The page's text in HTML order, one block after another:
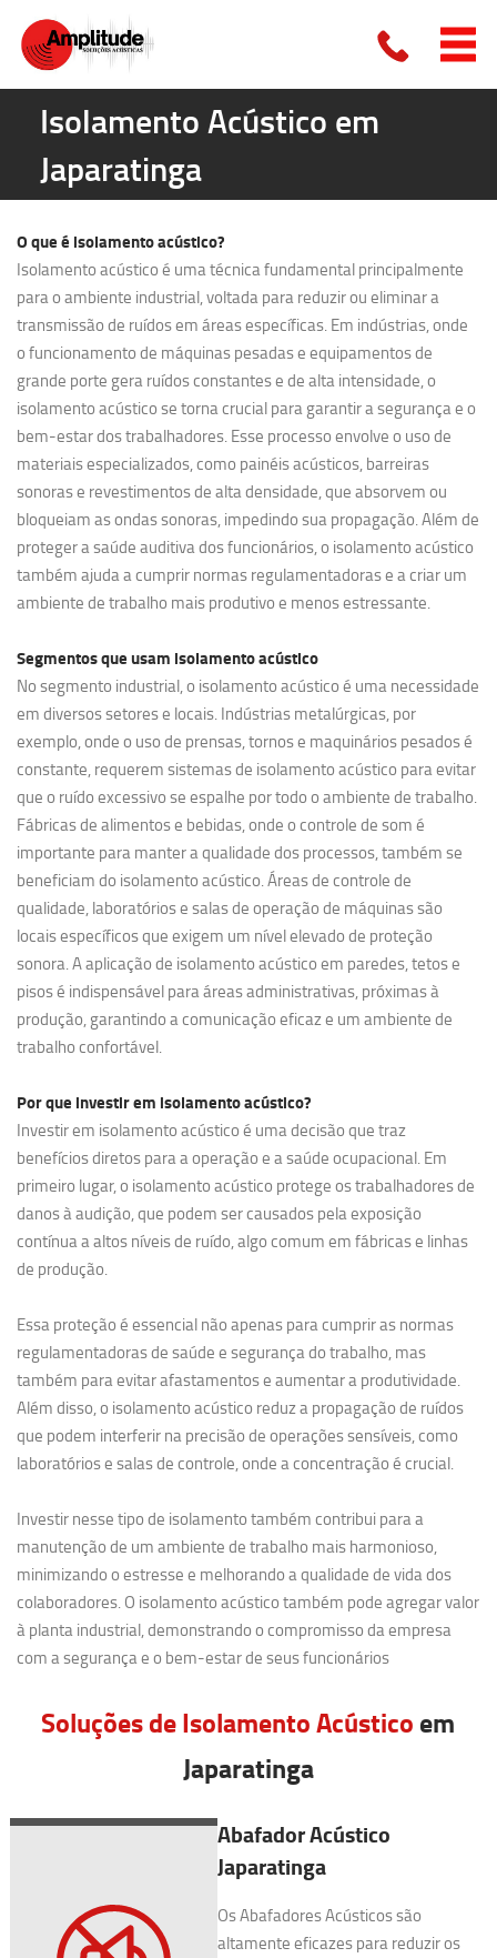
Isolamento Acústico em
Japaratinga
O que é isolamento acústico?
Isolamento acústico é uma técnica fundamental principalmente
para o ambiente industrial, voltada para reduzir ou eliminar a
transmissão de ruídos em áreas específicas. Em indústrias, onde
o funcionamento de máquinas pesadas e equipamentos de
grande porte gera ruídos constantes e de alta intensidade, o
isolamento acústico se torna crucial para garantir a segurança e o
bem-estar dos trabalhadores. Esse processo envolve o uso de
materiais especializados, como painéis acústicos, barreiras
sonoras e revestimentos de alta densidade, que absorvem ou
bloqueiam as ondas sonoras, impedindo sua propagação. Além de
proteger a saúde auditiva dos funcionários, o isolamento acústico
também ajuda a cumprir normas regulamentadoras e a criar um
ambiente de trabalho mais produtivo e menos estressante.
Segmentos que usam isolamento acústico
No segmento industrial, o isolamento acústico é uma necessidade
em diversos setores e locais. Indústrias metalúrgicas, por
exemplo, onde o uso de prensas, tornos e maquinários pesados é
constante, requerem sistemas de isolamento acústico para evitar
que o ruído excessivo se espalhe por todo o ambiente de trabalho.
Fábricas de alimentos e bebidas, onde o controle de som é
importante para manter a qualidade dos processos, também se
beneficiam do isolamento acústico. Áreas de controle de
qualidade, laboratórios e salas de operação de máquinas são
locais específicos que exigem um nível elevado de proteção
sonora. A aplicação de isolamento acústico em paredes, tetos e
pisos é indispensável para áreas administrativas, próximas à
produção, garantindo a comunicação eficaz e um ambiente de
trabalho confortável.
Por que investir em isolamento acústico?
Investir em isolamento acústico é uma decisão que traz
benefícios diretos para a operação e a saúde ocupacional. Em
primeiro lugar, o isolamento acústico protege os trabalhadores de
danos à audição, que podem ser causados pela exposição
contínua a altos níveis de ruído, algo comum em fábricas e linhas
de produção.
Essa proteção é essencial não apenas para cumprir as normas
regulamentadoras de saúde e segurança do trabalho, mas
também para evitar afastamentos e aumentar a produtividade.
Além disso, o isolamento acústico reduz a propagação de ruídos
que podem interferir na precisão de operações sensíveis, como
laboratórios e salas de controle, onde a concentração é crucial.
Investir nesse tipo de isolamento também contribui para a
manutenção de um ambiente de trabalho mais harmonioso,
minimizando o estresse e melhorando a qualidade de vida dos
colaboradores. O isolamento acústico também pode agregar valor
à planta industrial, demonstrando o compromisso da empresa
com a segurança e o bem-estar de seus funcionários
Soluções de Isolamento Acústico em
Japaratinga
Abafador Acústico
Japaratinga
Os Abafadores Acústicos são
altamente eficazes para reduzir os